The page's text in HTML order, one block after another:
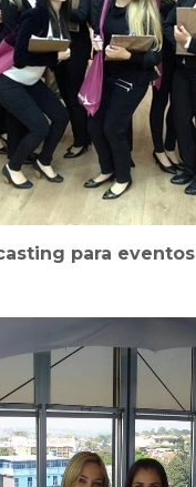
para eventos